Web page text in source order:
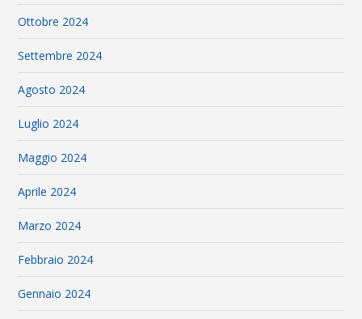
Ottobre 2024
Settembre 2024
Agosto 2024
Luglio 2024
Maggio 2024
Aprile 2024
Marzo 2024
Febbraio 2024
Gennaio 2024